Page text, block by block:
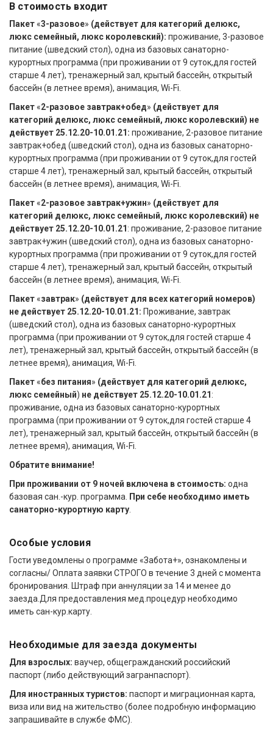
В стоимость входит
Пакет«3-разовое» (действует для категорий делюкс,
люкс семейный, люкс королевский): проживание, 3-разовое
питание (шведский стол), одна из базовых санаторно-
курортных программа (при проживании от 9 суток,для гостей
старше 4 лет), тренажерный зал, крытый бассейн, открытый
бассейн (в летнее время), анимация, Wi-Fi.
Пакет«2-разовое завтрак+обед» (действует для
категорий делюкс, люкс семейный, люкс королевский) не
действует 25.12.20-10.01.21: проживание, 2-разовое питание
завтрак+обед (шведский стол), одна из базовых санаторно-
курортных программа (при проживании от 9 суток,для гостей
старше 4 лет), тренажерный зал, крытый бассейн, открытый
бассейн (в летнее время), анимация, Wi-Fi.
Пакет«2-разовое завтрак+ужин» (действует для
категорий делюкс, люкс семейный, люкс королевский) не
действует 25.12.20-10.01.21 : проживание, 2-разовое питание
завтрак+ужин (шведский стол), одна из базовых санаторно-
курортных программа (при проживании от 9 суток,для гостей
старше 4 лет), тренажерный зал, крытый бассейн, открытый
бассейн (в летнее время), анимация, Wi-Fi.
Пакет«завтрак» (действует для всех категорий номеров)
не действует 25.12.20-10.01.21: Проживание, завтрак
(шведский стол), одна из базовых санаторно-курортных
программа (при проживании от 9 суток,для гостей старше 4
лет), тренажерный зал, крытый бассейн, открытый бассейн (в
летнее время), анимация, Wi-Fi.
Пакет«без питания» (действует для категорий делюкс,
люкс семейный) не действует 25.12.20-10.01.21 :
проживание, одна из базовых санаторно-курортных
программа (при проживании от 9 суток,для гостей старше 4
лет), тренажерный зал, крытый бассейн, открытый бассейн (в
летнее время), анимация, Wi-Fi.
Обратите внимание!
При проживании от 9 ночей включена в стоимость: одна
базовая сан.-кур. программа. При себе необходимо иметь
санаторно-курортную карту.
Особые условия
Гости уведомлены о программе «Забота+», ознакомлены и
согласны/ Оплата заявки СТРОГО в течение 3 дней с момента
бронирования. Штраф при аннуляции за 14 и менее до
заезда.Для предоставления мед.процедур необходимо
иметь сан-кур.карту.
Необходимые для заезда документы
Для взрослых: ваучер, общегражданский российский
паспорт (либо действующий загранпаспорт).
Для иностранных туристов: паспорт и миграционная карта,
виза или вид на жительство (более подробную информацию
запрашивайте в службе ФМС).